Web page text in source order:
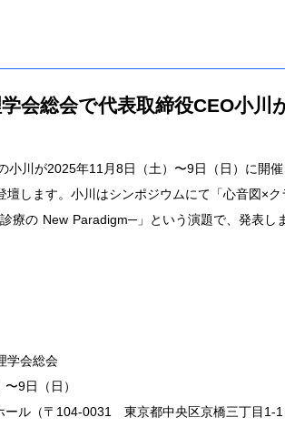
会総会で代表取締役CEO小川
小川が2025年11月8日（土）〜9日（日）に開
します。小川はシンポジウムにて「心音図×ク
療の New Paradigm─」という演題で、発表しま
学会総会
9日（日）
ール（〒104-0031 東京都中央区京橋三丁目